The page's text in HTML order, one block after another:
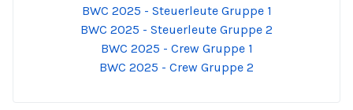
BWC 2025 - Steuerleute Gruppe 1
BWC 2025 - Steuerleute Gruppe 2
BWC 2025 - Crew Gruppe 1
BWC 2025 - Crew Gruppe 2